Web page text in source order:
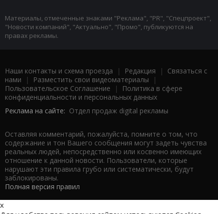
Материалы, отмеченные знаками "Реклама", "PR", "Спецпроект",
"Новости компаний", "Актуально", "Промо", публикуются на
правах рекламы.
Наши контакты и схема проезда | Редакция | Связаться с
нами | Разместить свои видеоматериалы |
Пользовательское Соглашение |
Политика в сфере
конфиденциальности и персональных данных
Реклама на сайте: Отдел продаж digital рекламы
Оставляя комментарий, пожалуйста, помните о том, что
содержание и тон Вашего сообщения могут задеть чувства
реальных людей, непосредственно или косвенно имеющих
отношение к данной новости. Пользователи, которые
нарушают эти правила грубо или систематически, будут
заблокированы.
Полная версия правил
x